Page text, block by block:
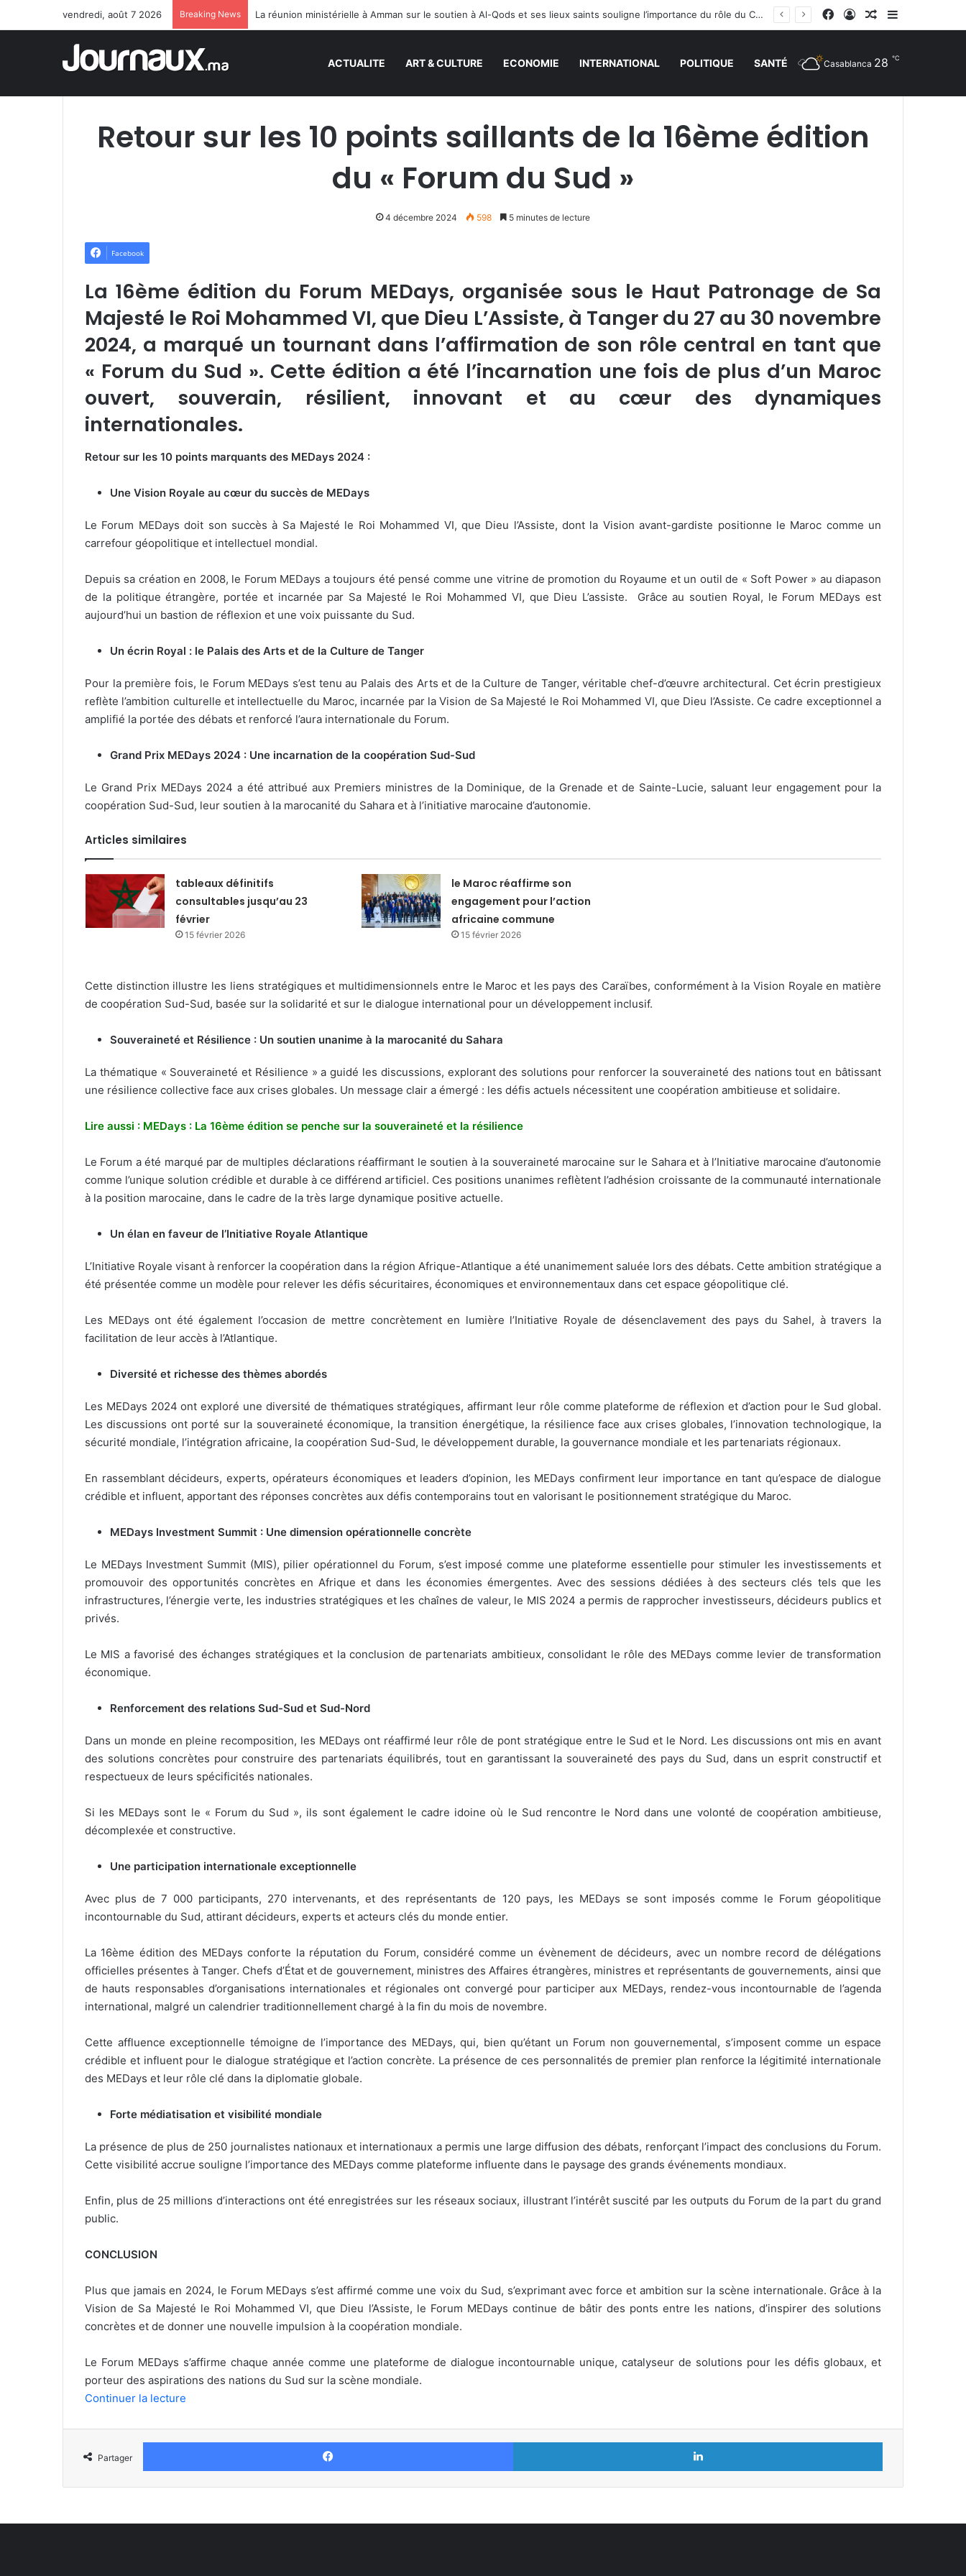
vendredi, août 7 2026 Breaking News La réunion ministérielle à Amman sur le soutien à Al-Qods et ses lieux saints souligne l’importance du rôle du Comité Al Qods présidé par SM le Roi Facebook
Connexion
Article Aléatoire
Sidebar
ACTUALITE ART & CULTURE ECONOMIE INTERNATIONAL POLITIQUE SANTÉ Casablanca 28 ℃
Retour sur les 10 points saillants de la 16ème édition
du « Forum du Sud »
4 décembre 2024 598 5 minutes de lecture
Facebook
La 16ème édition du Forum MEDays, organisée sous le Haut Patronage de Sa
Majesté le Roi Mohammed VI, que Dieu L’Assiste, à Tanger du 27 au 30 novembre
2024, a marqué un tournant dans l’affirmation de son rôle central en tant que
« Forum du Sud ». Cette édition a été l’incarnation une fois de plus d’un Maroc
ouvert, souverain, résilient, innovant et au cœur des dynamiques
internationales.
Retour sur les 10 points marquants des MEDays 2024 :
Une Vision Royale au cœur du succès de MEDays
Le Forum MEDays doit son succès à Sa Majesté le Roi Mohammed VI, que Dieu l’Assiste, dont la Vision avant-gardiste positionne le Maroc comme un
carrefour géopolitique et intellectuel mondial.
Depuis sa création en 2008, le Forum MEDays a toujours été pensé comme une vitrine de promotion du Royaume et un outil de « Soft Power » au diapason
de la politique étrangère, portée et incarnée par Sa Majesté le Roi Mohammed VI, que Dieu L’assiste. Grâce au soutien Royal, le Forum MEDays est
aujourd’hui un bastion de réflexion et une voix puissante du Sud.
Un écrin Royal : le Palais des Arts et de la Culture de Tanger
Pour la première fois, le Forum MEDays s’est tenu au Palais des Arts et de la Culture de Tanger, véritable chef-d’œuvre architectural. Cet écrin prestigieux
reflète l’ambition culturelle et intellectuelle du Maroc, incarnée par la Vision de Sa Majesté le Roi Mohammed VI, que Dieu l’Assiste. Ce cadre exceptionnel a
amplifié la portée des débats et renforcé l’aura internationale du Forum.
Grand Prix MEDays 2024 : Une incarnation de la coopération Sud-Sud
Le Grand Prix MEDays 2024 a été attribué aux Premiers ministres de la Dominique, de la Grenade et de Sainte-Lucie, saluant leur engagement pour la
coopération Sud-Sud, leur soutien à la marocanité du Sahara et à l’initiative marocaine d’autonomie.
Articles similaires
tableaux définitifs
consultables jusqu’au 23
février
15 février 2026
le Maroc réaffirme son
engagement pour l’action
africaine commune
15 février 2026
Cette distinction illustre les liens stratégiques et multidimensionnels entre le Maroc et les pays des Caraïbes, conformément à la Vision Royale en matière
de coopération Sud-Sud, basée sur la solidarité et sur le dialogue international pour un développement inclusif.
Souveraineté et Résilience : Un soutien unanime à la marocanité du Sahara
La thématique « Souveraineté et Résilience » a guidé les discussions, explorant des solutions pour renforcer la souveraineté des nations tout en bâtissant
une résilience collective face aux crises globales. Un message clair a émergé : les défis actuels nécessitent une coopération ambitieuse et solidaire.
Lire aussi : MEDays : La 16ème édition se penche sur la souveraineté et la résilience
Le Forum a été marqué par de multiples déclarations réaffirmant le soutien à la souveraineté marocaine sur le Sahara et à l’Initiative marocaine d’autonomie
comme l’unique solution crédible et durable à ce différend artificiel. Ces positions unanimes reflètent l’adhésion croissante de la communauté internationale
à la position marocaine, dans le cadre de la très large dynamique positive actuelle.
Un élan en faveur de l’Initiative Royale Atlantique
L’Initiative Royale visant à renforcer la coopération dans la région Afrique-Atlantique a été unanimement saluée lors des débats. Cette ambition stratégique a
été présentée comme un modèle pour relever les défis sécuritaires, économiques et environnementaux dans cet espace géopolitique clé.
Les MEDays ont été également l’occasion de mettre concrètement en lumière l’Initiative Royale de désenclavement des pays du Sahel, à travers la
facilitation de leur accès à l’Atlantique.
Diversité et richesse des thèmes abordés
Les MEDays 2024 ont exploré une diversité de thématiques stratégiques, affirmant leur rôle comme plateforme de réflexion et d’action pour le Sud global.
Les discussions ont porté sur la souveraineté économique, la transition énergétique, la résilience face aux crises globales, l’innovation technologique, la
sécurité mondiale, l’intégration africaine, la coopération Sud-Sud, le développement durable, la gouvernance mondiale et les partenariats régionaux.
En rassemblant décideurs, experts, opérateurs économiques et leaders d’opinion, les MEDays confirment leur importance en tant qu’espace de dialogue
crédible et influent, apportant des réponses concrètes aux défis contemporains tout en valorisant le positionnement stratégique du Maroc.
MEDays Investment Summit : Une dimension opérationnelle concrète
Le MEDays Investment Summit (MIS), pilier opérationnel du Forum, s’est imposé comme une plateforme essentielle pour stimuler les investissements et
promouvoir des opportunités concrètes en Afrique et dans les économies émergentes. Avec des sessions dédiées à des secteurs clés tels que les
infrastructures, l’énergie verte, les industries stratégiques et les chaînes de valeur, le MIS 2024 a permis de rapprocher investisseurs, décideurs publics et
privés.
Le MIS a favorisé des échanges stratégiques et la conclusion de partenariats ambitieux, consolidant le rôle des MEDays comme levier de transformation
économique.
Renforcement des relations Sud-Sud et Sud-Nord
Dans un monde en pleine recomposition, les MEDays ont réaffirmé leur rôle de pont stratégique entre le Sud et le Nord. Les discussions ont mis en avant
des solutions concrètes pour construire des partenariats équilibrés, tout en garantissant la souveraineté des pays du Sud, dans un esprit constructif et
respectueux de leurs spécificités nationales.
Si les MEDays sont le « Forum du Sud », ils sont également le cadre idoine où le Sud rencontre le Nord dans une volonté de coopération ambitieuse,
décomplexée et constructive.
Une participation internationale exceptionnelle
Avec plus de 7 000 participants, 270 intervenants, et des représentants de 120 pays, les MEDays se sont imposés comme le Forum géopolitique
incontournable du Sud, attirant décideurs, experts et acteurs clés du monde entier.
La 16ème édition des MEDays conforte la réputation du Forum, considéré comme un évènement de décideurs, avec un nombre record de délégations
officielles présentes à Tanger. Chefs d’État et de gouvernement, ministres des Affaires étrangères, ministres et représentants de gouvernements, ainsi que
de hauts responsables d’organisations internationales et régionales ont convergé pour participer aux MEDays, rendez-vous incontournable de l’agenda
international, malgré un calendrier traditionnellement chargé à la fin du mois de novembre.
Cette affluence exceptionnelle témoigne de l’importance des MEDays, qui, bien qu’étant un Forum non gouvernemental, s’imposent comme un espace
crédible et influent pour le dialogue stratégique et l’action concrète. La présence de ces personnalités de premier plan renforce la légitimité internationale
des MEDays et leur rôle clé dans la diplomatie globale.
Forte médiatisation et visibilité mondiale
La présence de plus de 250 journalistes nationaux et internationaux a permis une large diffusion des débats, renforçant l’impact des conclusions du Forum.
Cette visibilité accrue souligne l’importance des MEDays comme plateforme influente dans le paysage des grands événements mondiaux.
Enfin, plus de 25 millions d’interactions ont été enregistrées sur les réseaux sociaux, illustrant l’intérêt suscité par les outputs du Forum de la part du grand
public.
CONCLUSION
Plus que jamais en 2024, le Forum MEDays s’est affirmé comme une voix du Sud, s’exprimant avec force et ambition sur la scène internationale. Grâce à la
Vision de Sa Majesté le Roi Mohammed VI, que Dieu l’Assiste, le Forum MEDays continue de bâtir des ponts entre les nations, d’inspirer des solutions
concrètes et de donner une nouvelle impulsion à la coopération mondiale.
Le Forum MEDays s’affirme chaque année comme une plateforme de dialogue incontournable unique, catalyseur de solutions pour les défis globaux, et
porteur des aspirations des nations du Sud sur la scène mondiale.
Continuer la lecture
Partager
Facebook Linkedin